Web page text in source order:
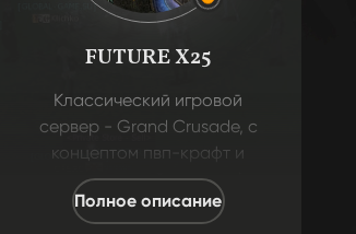
FUTURE X25
Классический игровой
сервер - Grand Crusade, с
концептом пвп-крафт и
минимальный хардкор!
Полное описание